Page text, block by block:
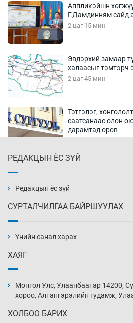
Аппликэйшн
Г.Дамдинням сайд
2 цаг 15 мин
Эвдэрхий замаар
халаасыг тэмтэрч
2 цаг 45 мин
Тэтгэлэг,
саатсанаас олон
дарамтад оров
18 цаг 45 мин
19 цаг 15 мин
19 цаг 45 мин
РЕДАКЦЫН ЁС ЗҮЙ
Редакцын ёс зүй
СУРТАЛЧИЛГАА БАЙРШУУЛАХ
Үнийн санал харах
ХАЯГ
Монгол Улс, Улаанбаатар 14200,
хороо, Алтангэрэлийн гудамж,
ХОЛБОО БАРИХ